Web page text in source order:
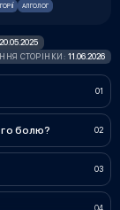
АЛГОЛОГ
20.05.2025
СТОРІНКИ: 11.06.2026
болю?